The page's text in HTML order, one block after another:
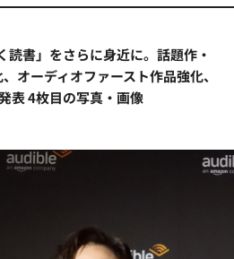
書」をさらに身近に。話題作・
オーディオファースト作品強化、
表 4枚目の写真・画像